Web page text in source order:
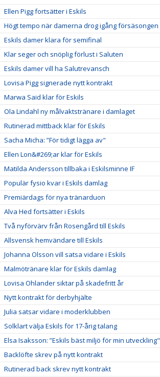
Ellen Pigg fortsätter i Eskils
Högt tempo när damerna drog igång försäsongen
Eskils damer klara för semifinal
Klar seger och snöplig förlust i Saluten
Eskils damer vill ha Salutrevansch
Lovisa Pigg signerade nytt kontrakt
Marwa Said klar för Eskils
Ola Lindahl ny målvaktstränare i damlaget
Rutinerad mittback klar för Eskils
Sacha Micha: ”För tidigt lägga av"
Ellen Lon&#269;ar klar för Eskils
Matilda Andersson tillbaka i Eskilsminne IF
Populär fysio kvar i Eskils damlag
Premiärdags för nya tränarduon
Alva Hed fortsätter i Eskils
Två nyförvärv från Rosengård till Eskils
Allsvensk hemvändare till Eskils
Johanna Olsson vill satsa vidare i Eskils
Malmötränare klar för Eskils damlag
Lovisa Ohlander siktar på skadefritt år
Nytt kontrakt för derbyhjälte
Julia satsar vidare i moderklubben
Solklart välja Eskils för 17-årig talang
Elsa Isaksson: ”Eskils bäst miljö för min utveckling"
Backlöfte skrev på nytt kontrakt
Rutinerad back skrev nytt kontrakt